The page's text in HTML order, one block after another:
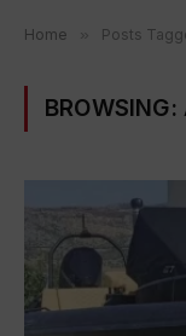
Home » Posts
BROWSING: